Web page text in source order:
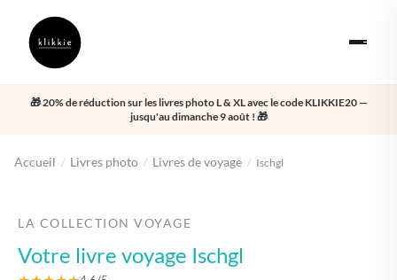
🎁 20% de réduction sur les livres photo L & XL avec le code KLIKKIE20 —
jusqu'au dimanche 9 août ! 🎁
Accueil / Livres photo / Livres de voyage / Ischgl
LA COLLECTION VOYAGE
Votre livre voyage Ischgl